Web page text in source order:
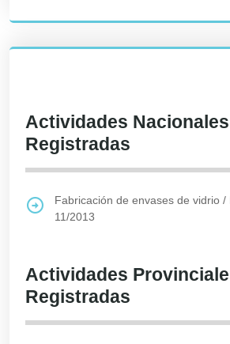
Actividades Nacionales
Registradas
Fabricación de envases de vidrio /
11/2013
Actividades
Registradas